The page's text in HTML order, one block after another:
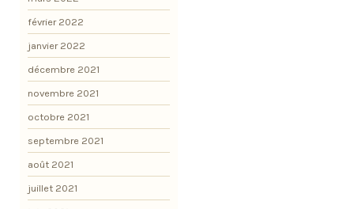
février 2022
janvier 2022
décembre 2021
novembre 2021
octobre 2021
septembre 2021
août 2021
juillet 2021